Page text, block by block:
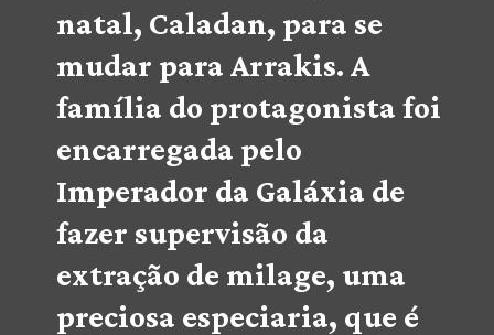
natal, Caladan, para se
mudar para Arrakis. A
família do protagonista foi
encarregada pelo
Imperador da Galáxia de
fazer supervisão da
extração de milage, uma
preciosa especiaria, que é